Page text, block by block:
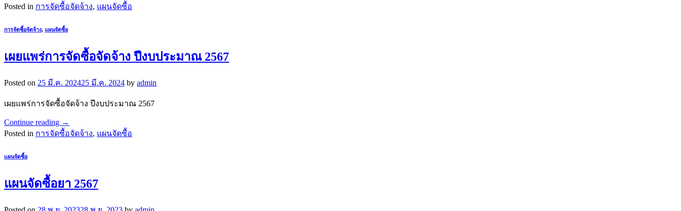
Posted in การจัดซื้อจัดจ้าง, แผนจัดซื้อ
การจัดซื้อจัดจ้าง, แผนจัดซื้อ
เผยแพร่การจัดซื้อจัดจ้าง ปีงบประมาณ 2567
Posted on 25 มี.ค. 202425 มี.ค. 2024 by admin
เผยแพร่การจัดซื้อจัดจ้าง ปีงบประมาณ 2567
Continue reading →
Posted in การจัดซื้อจัดจ้าง, แผนจัดซื้อ
แผนจัดซื้อ
แผนจัดซื้อยา 2567